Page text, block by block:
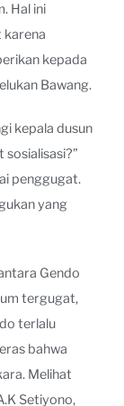
Hal ini
karena
kepada
Bawang.
kepala dusun
penggugat.
yang
Gendo
tergugat,
terlalu
bahwa
Melihat
Setiyono,